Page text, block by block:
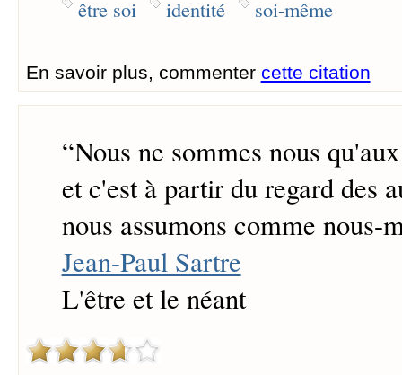
être soi identité soi-même
En savoir plus, commenter cette citation
“Nous ne sommes nous
et c'est à partir du regard des
nous assumons comme nous-
Jean-Paul Sartre
L'être et le néant